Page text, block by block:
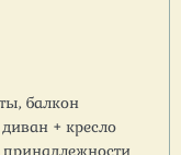
балкон
+ кресло
принадлежности